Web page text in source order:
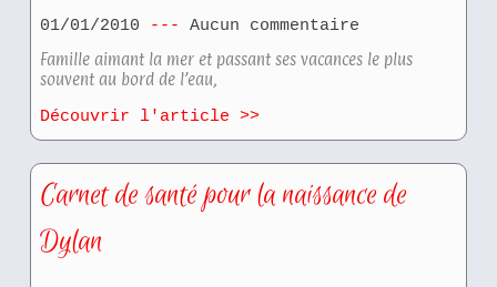
01/01/2010
Aucun commentaire
Famille aimant la mer et passant ses vacances le plus
souvent au bord de l’eau,
Découvrir l'article >>
Carnet de santé pour la naissance de
Dylan